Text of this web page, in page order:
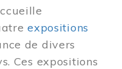
expositions
de divers
Ces expositions